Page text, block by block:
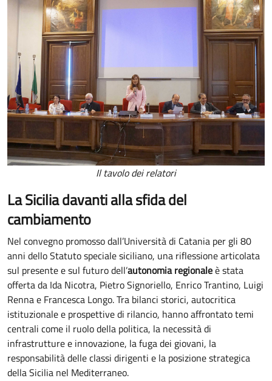
Il tavolo dei relatori
La Sicilia davanti alla sfida del
cambiamento
Nel convegno promosso dall’Università di Catania per gli 80
anni dello Statuto speciale siciliano, una riflessione articolata
sul presente e sul futuro dell’autonomia regionaleè stata
offerta da Ida Nicotra, Pietro Signoriello, Enrico Trantino, Luigi
Renna e Francesca Longo. Tra bilanci storici, autocritica
istituzionale e prospettive di rilancio, hanno affrontato temi
centrali come il ruolo della politica, la necessità di
infrastrutture e innovazione, la fuga dei giovani, la
responsabilità delle classi dirigenti e la posizione strategica
della Sicilia nel Mediterraneo.